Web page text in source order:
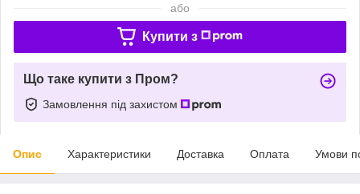
або
Купити з
Що таке купити з Пром?
Замовлення під захистом
Опис Характеристики Доставка Оплата Умови